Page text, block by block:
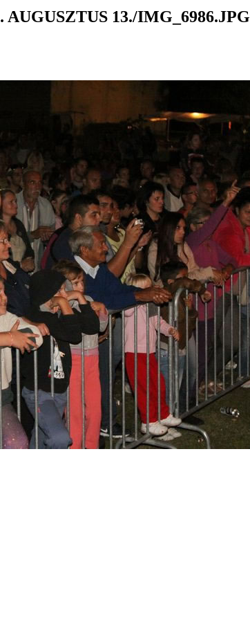
AUGUSZTUS 13./IMG_6986.JPG